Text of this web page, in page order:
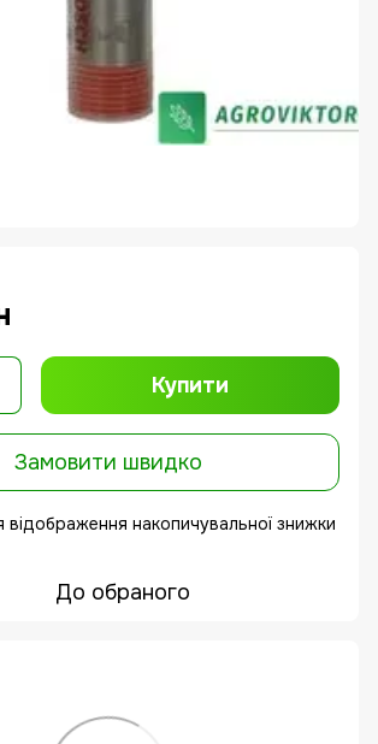
Купити
Замовити швидко
відображення накопичувальної знижки
До обраного